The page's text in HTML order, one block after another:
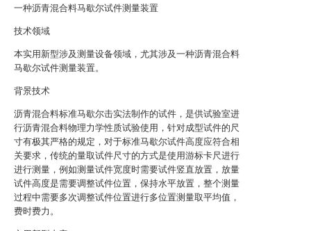
一种沥青混合料马歇尔试件测量装置
技术领域
本实用新型涉及测量设备领域，尤其涉及一种沥青混合料
马歇尔试件测量装置。
背景技术
沥青混合料标准马歇尔击实法制作的试件，是供试验室进
行沥青混合料物理力学性质试验使用，针对成型试件的尺
寸有极其严格的规定，对于标准马歇尔试件高度应符合相
关要求，传统的量取试件尺寸的方式是使用游标卡尺进行
进行测量，例如测量试件宽度时需要试件竖直放置，放量
试件高度是需要调整试件位置，保持水平放置，整个测量
过程中需要多次调整试件位置进行多位置测量取平均值，
费时费力。